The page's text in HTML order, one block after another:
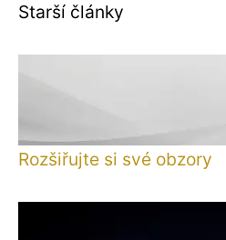
Starší články
Rozšiřujte si své obzory